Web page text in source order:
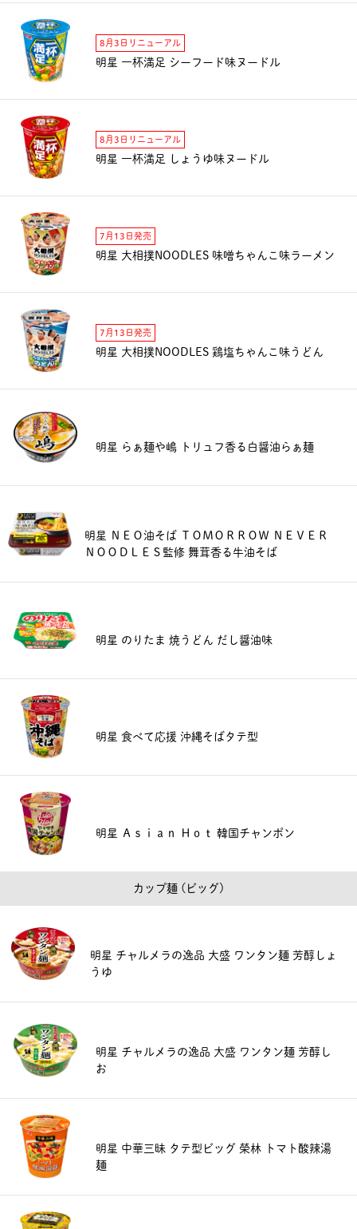
8月3日リニューアル
明星 一杯満足 シーフード味ヌードル
8月3日リニューアル
明星 一杯満足 しょうゆ味ヌードル
7月13日発売
明星 大相撲NOODLES 味噌ちゃんこ味ラーメン
7月13日発売
明星 大相撲NOODLES 鶏塩ちゃんこ味うどん
明星 らぁ麺や嶋 トリュフ香る白醤油らぁ麺
明星 ＮＥＯ油そば ＴＯＭＯＲＲＯＷ ＮＥＶＥＲ
ＮＯＯＤＬＥＳ監修 舞茸香る牛油そば
明星 のりたま 焼うどん だし醤油味
明星 食べて応援 沖縄そばタテ型
明星 Ａｓｉａｎ Ｈｏｔ 韓国チャンポン
カップ麺 (ビッグ)
明星 チャルメラの逸品 大盛 ワンタン麺 芳醇しょ
うゆ
明星 チャルメラの逸品 大盛 ワンタン麺 芳醇し
お
明星 中華三昧 タテ型ビッグ 榮林 トマト酸辣湯
麺